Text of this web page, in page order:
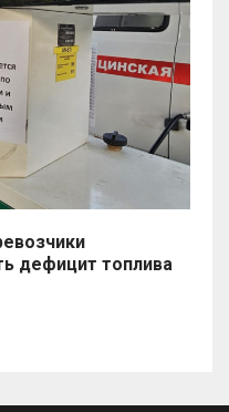
дефицит топлива